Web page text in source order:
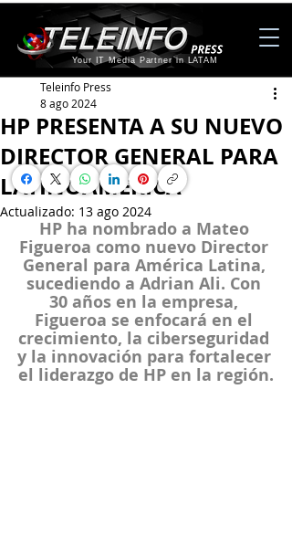
Your IT Media Partner in LATAM
HP PRESENTA A SU NUEVO
DIRECTOR GENERAL PARA
LATINOAMERICA
Teleinfo Press
8 ago 2024
Actualizado: 13 ago 2024
HP ha nombrado a Mateo
Figueroa como nuevo Director
General para América Latina,
sucediendo a Adrian Ali. Con
30 años en la empresa,
Figueroa se enfocará en el
crecimiento, la ciberseguridad
y la innovación para fortalecer
el liderazgo de HP en la región.